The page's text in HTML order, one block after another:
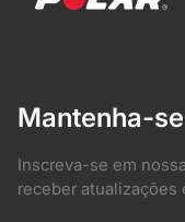
Mantenha-
Inscreva-se em
receber atualizações